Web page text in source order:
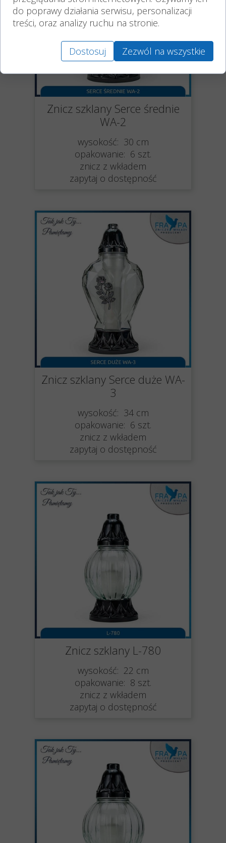
Znicz szklany Serce średnie
WA-2
wysokość: 30 cm
opakowanie: 6 szt.
znicz z wkładem
zapytaj o dostępność
Znicz szklany Serce duże WA-
3
wysokość: 34 cm
opakowanie: 6 szt.
znicz z wkładem
zapytaj o dostępność
Znicz szklany L-780
wysokość: 22 cm
opakowanie: 8 szt.
znicz z wkładem
zapytaj o dostępność
do poprawy działania serwisu, personalizacji
treści, oraz analizy ruchu na stronie.
Dostosuj Zezwól na wszystkie